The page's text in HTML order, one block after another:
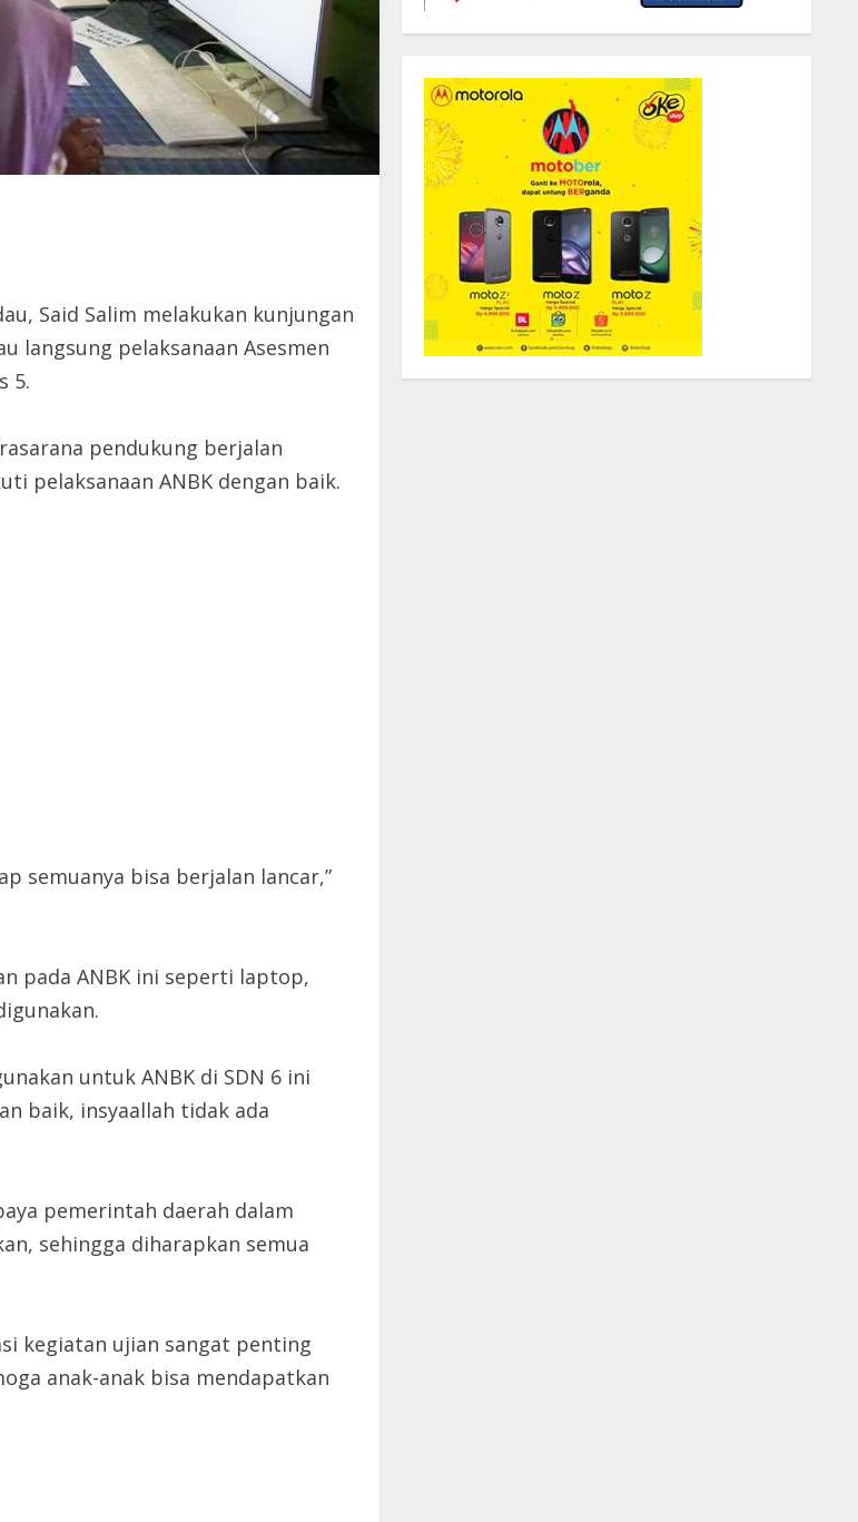
Said Salim melakukan kunjungan
langsung pelaksanaan Asesmen
5.
pendukung berjalan
pelaksanaan ANBK dengan baik.
semuanya bisa berjalan lancar,”
pada ANBK ini seperti laptop,
untuk ANBK di SDN 6 ini
baik, insyaallah tidak ada
pemerintah daerah dalam
sehingga diharapkan semua
kegiatan ujian sangat penting
anak-anak bisa mendapatkan